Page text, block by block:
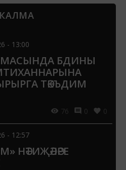
- 13:00
БДИНЫ
ТӘКЪДИМ
76 0 0
- 12:57
НӘТИҖӘЛӘРЕ